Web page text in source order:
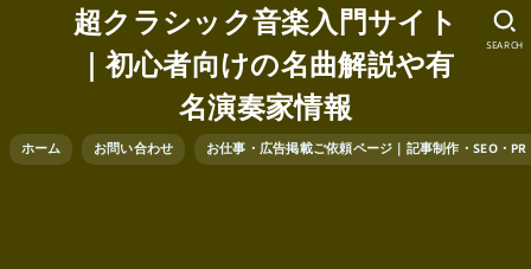
超クラシック音楽入門サイト
｜初心者向けの名曲解説や有
名演奏家情報
ホーム お問い合わせ お仕事・広告掲載ご依頼ページ｜記事制作・SEO・
SEARCH